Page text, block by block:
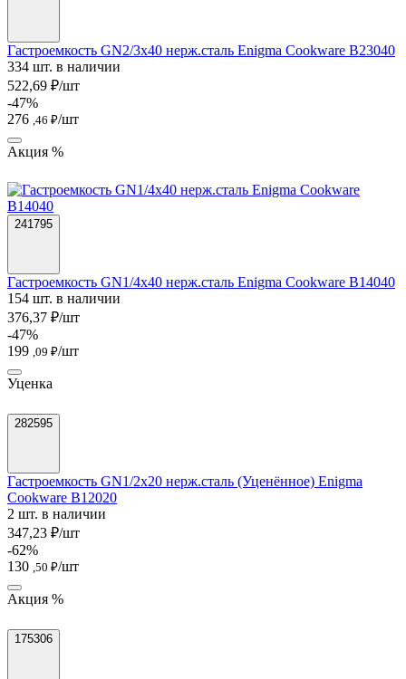
Гастроемкость GN2/3х40 нерж.сталь Enigma Cookware B23040
334 шт. в наличии
522,69 ₽/шт
-47%
276 ,46 ₽/шт
Акция %
241795
Гастроемкость GN1/4х40 нерж.сталь Enigma Cookware B14040
154 шт. в наличии
376,37 ₽/шт
-47%
199 ,09 ₽/шт
Уценка
282595
Гастроемкость GN1/2х20 нерж.сталь (Уценённое) Enigma
Cookware B12020
2 шт. в наличии
347,23 ₽/шт
-62%
130 ,50 ₽/шт
Акция %
175306